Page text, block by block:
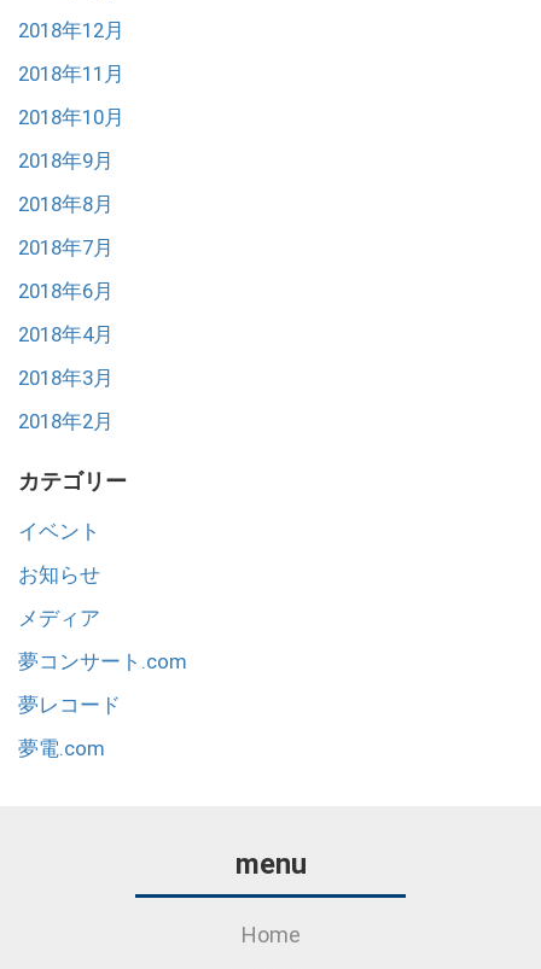
2018年12月
2018年11月
2018年10月
2018年9月
2018年8月
2018年7月
2018年6月
2018年4月
2018年3月
2018年2月
カテゴリー
イベント
お知らせ
メディア
夢コンサート.com
夢レコード
夢電.com
menu
Home